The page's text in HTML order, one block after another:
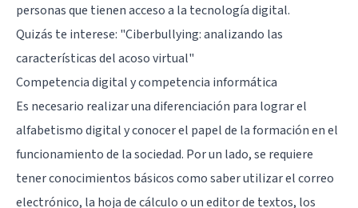
personas que tienen acceso a la tecnología digital.
Quizás te interese: "Ciberbullying: analizando las
características del acoso virtual"
Competencia digital y competencia informática
Es necesario realizar una diferenciación para lograr el
alfabetismo digital y conocer el papel de la formación en el
funcionamiento de la sociedad. Por un lado, se requiere
tener conocimientos básicos como saber utilizar el correo
electrónico, la hoja de cálculo o un editor de textos, los